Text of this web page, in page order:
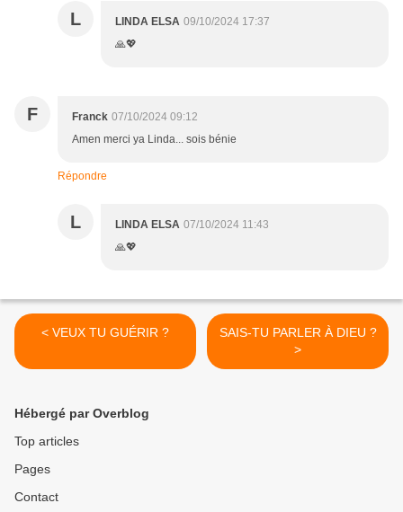
L LINDA ELSA 09/10/2024 17:37
🙏💖
F Franck 07/10/2024 09:12
Amen merci ya Linda... sois bénie
Répondre
L LINDA ELSA 07/10/2024 11:43
🙏💖
< VEUX TU GUÉRIR ?
SAIS-TU PARLER À DIEU ?
>
Hébergé par Overblog
Top articles
Pages
Contact